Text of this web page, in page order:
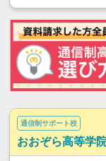
通信制サポート校
おおぞら高等学